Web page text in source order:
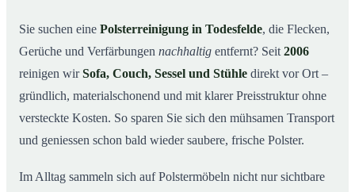
03So arbeiten wir
04Warum Mr. Cleaner in Todesfelde?
05Polsterreinigung in Todesfelde und Umgebung
Verwandte Leistungen (für mehr Sauberkeit im
Verbund)
08Jetzt kostenloses Angebot einholen
Sie suchen eine Polsterreinigung in Todesfelde, die Flecken,
Gerüche und Verfärbungen nachhaltig entfernt? Seit 2006
reinigen wirSofa, Couch, Sessel und Stühle direkt vor Ort –
gründlich, materialschonend und mit klarer Preisstruktur ohne
versteckte Kosten. So sparen Sie sich den mühsamen Transport
und geniessen schon bald wieder saubere, frische Polster.
Im Alltag sammeln sich auf Polstermöbeln nicht nur sichtbare